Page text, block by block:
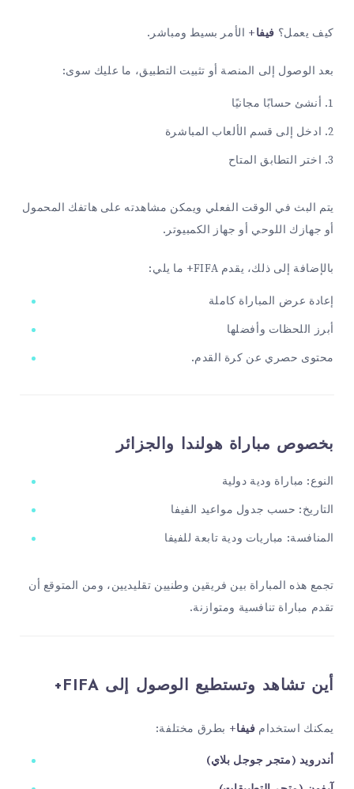
كيف يعمل؟ فيفا+ الأمر بسيط ومباشر.
بعد الوصول إلى المنصة أو تثبيت التطبيق، ما عليك سوى:
أنشئ حسابًا مجانيًا
ادخل إلى قسم الألعاب المباشرة
اختر التطابق المتاح
يتم البث في الوقت الفعلي ويمكن مشاهدته على هاتفك المحمول
أو جهازك اللوحي أو جهاز الكمبيوتر.
بالإضافة إلى ذلك، يقدم FIFA+ ما يلي:
إعادة عرض المباراة كاملة
أبرز اللحظات وأفضلها
محتوى حصري عن كرة القدم.
بخصوص مباراة هولندا والجزائر
النوع: مباراة ودية دولية
التاريخ: حسب جدول مواعيد الفيفا
المنافسة: مباريات ودية تابعة للفيفا
تجمع هذه المباراة بين فريقين وطنيين تقليديين، ومن المتوقع أن
تقدم مباراة تنافسية ومتوازنة.
أين تشاهد وتستطيع الوصول إلى FIFA+
يمكنك استخدام فيفا+ بطرق مختلفة:
أندرويد (متجر جوجل بلاي)